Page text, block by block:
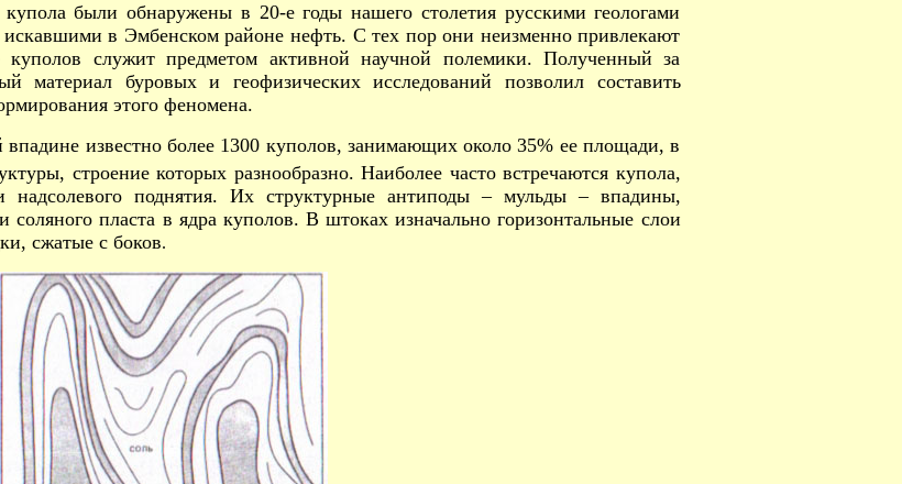
были обнаружены в 20-е годы нашего столетия русскими геологами
в Эмбенском районе нефть. С тех пор они неизменно привлекают
куполов служит предметом активной научной полемики. Полученный за
материал буровых и геофизических исследований позволил составить
этого феномена.
известно более 1300 куполов, занимающих около 35% ее площади, в
строение которых разнообразно. Наиболее часто встречаются купола,
надсолевого поднятия. Их структурные антиподы – мульды – впадины,
соляного пласта в ядра куполов. В штоках изначально горизонтальные слои
сжатые с боков.